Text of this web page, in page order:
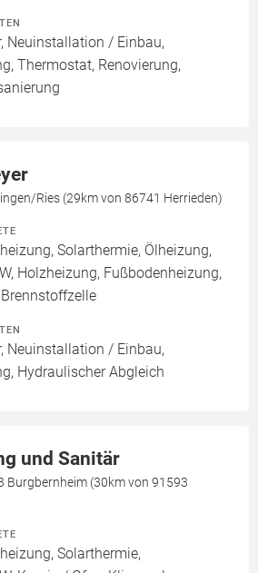
Neuinstallation / Einbau,
Thermostat, Renovierung,
Ries (29km von 86741 Herrieden)
Solarthermie, Ölheizung,
Holzheizung, Fußbodenheizung,
Neuinstallation / Einbau,
Hydraulischer Abgleich
und Sanitär
Burgbernheim (30km von 91593
Solarthermie,